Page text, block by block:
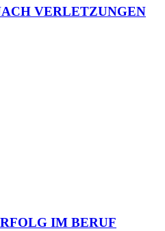
VERLETZUNGEN
IM BERUF